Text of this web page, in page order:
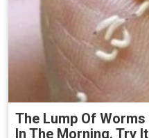
The Lump Of
In The Morning. Try It